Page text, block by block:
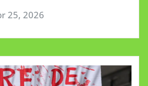
25, 2026